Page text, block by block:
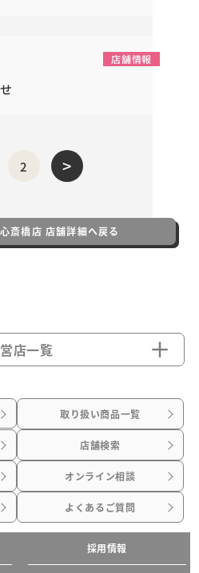
店舗情報
2 >
橋店 店舗詳細へ戻る
店一覧
取り扱い商品一覧
店舗検索
オンライン相談
よくあるご質問
採用情報